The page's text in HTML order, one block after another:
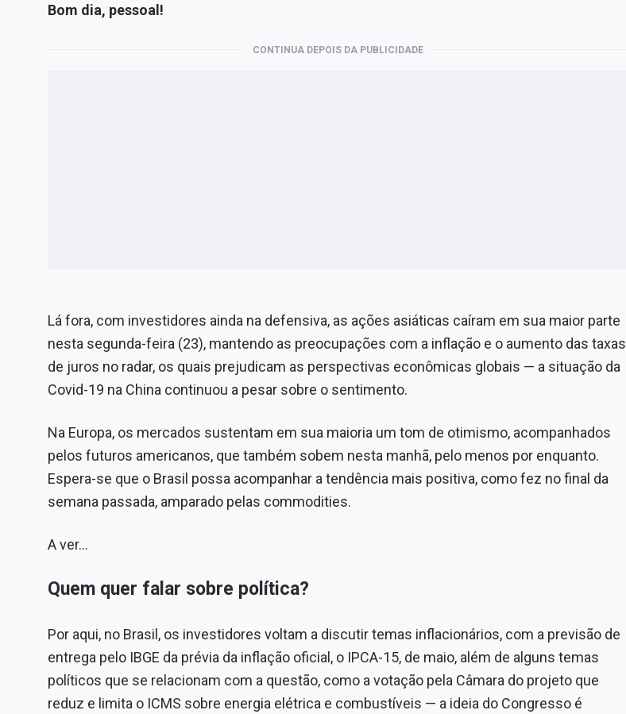
Bom dia, pessoal!
CONTINUA DEPOIS DA PUBLICIDADE
Lá fora, com investidores ainda na defensiva, as ações asiáticas caíram em sua maior parte
nesta segunda-feira (23), mantendo as preocupações com a inflação e o aumento das taxas
de juros no radar, os quais prejudicam as perspectivas econômicas globais — a situação da
Covid-19 na China continuou a pesar sobre o sentimento.
Na Europa, os mercados sustentam em sua maioria um tom de otimismo, acompanhados
pelos futuros americanos, que também sobem nesta manhã, pelo menos por enquanto.
Espera-se que o Brasil possa acompanhar a tendência mais positiva, como fez no final da
semana passada, amparado pelas commodities.
A ver…
Quem quer falar sobre política?
Por aqui, no Brasil, os investidores voltam a discutir temas inflacionários, com a previsão de
entrega pelo IBGE da prévia da inflação oficial, o IPCA-15, de maio, além de alguns temas
políticos que se relacionam com a questão, como a votação pela Câmara do projeto que
reduz e limita o ICMS sobre energia elétrica e combustíveis — a ideia do Congresso é